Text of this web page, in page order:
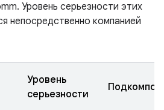
Уровень серьезности этих
непосредственно компанией
Уровень
серьезности